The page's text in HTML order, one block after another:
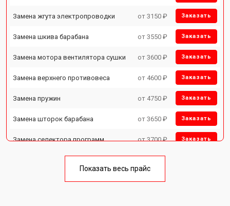
Замена жгута электропроводки от 3150 ₽ Заказать
Замена шкива барабана от 3550 ₽ Заказать
Замена мотора вентилятора сушки от 3600 ₽ Заказать
Замена верхнего противовеса от 4600 ₽ Заказать
Замена пружин от 4750 ₽ Заказать
Замена шторок барабана от 3650 ₽ Заказать
Замена селектора программ от 3700 ₽ Заказать
Замена опоры бака от 2800 ₽
Показать весь прайс